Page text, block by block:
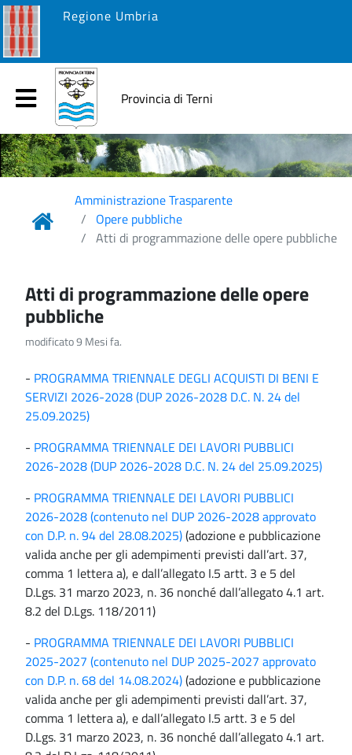
Regione Umbria
Provincia di Terni
Amministrazione Trasparente
Opere pubbliche
Atti di programmazione delle opere pubbliche
Atti di programmazione delle opere
pubbliche
modificato 9 Mesi fa.
- PROGRAMMA TRIENNALE DEGLI ACQUISTI DI BENI E
SERVIZI 2026-2028 (DUP 2026-2028 D.C. N. 24 del
25.09.2025)
- PROGRAMMA TRIENNALE DEI LAVORI PUBBLICI
2026-2028 (DUP 2026-2028 D.C. N. 24 del 25.09.2025)
- PROGRAMMA TRIENNALE DEI LAVORI PUBBLICI
2026-2028 (contenuto nel DUP 2026-2028 approvato
con D.P. n. 94 del 28.08.2025)(adozione e pubblicazione
valida anche per gli adempimenti previsti dall’art. 37,
comma 1 lettera a), e dall’allegato I.5 artt. 3 e 5 del
D.Lgs. 31 marzo 2023, n. 36 nonché dall’allegato 4.1 art.
8.2 del D.Lgs. 118/2011)
- PROGRAMMA TRIENNALE DEI LAVORI PUBBLICI
2025-2027 (contenuto nel DUP 2025-2027 approvato
con D.P. n. 68 del 14.08.2024)(adozione e pubblicazione
valida anche per gli adempimenti previsti dall’art. 37,
comma 1 lettera a), e dall’allegato I.5 artt. 3 e 5 del
D.Lgs. 31 marzo 2023, n. 36 nonché dall’allegato 4.1 art.